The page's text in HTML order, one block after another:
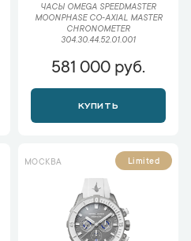
ЧАСЫ OMEGA SPEEDMASTER
MOONPHASE CO‑AXIAL MASTER
CHRONOMETER
304.30.44.52.01.001
581 000 руб.
КУПИТЬ
МОСКВА Limited